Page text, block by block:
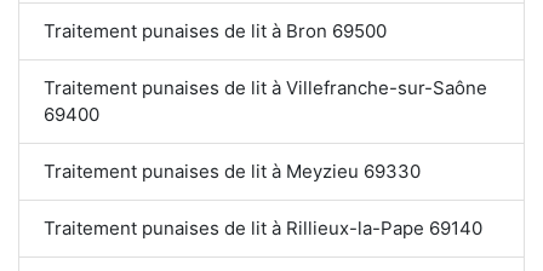
Traitement punaises de lit à Bron 69500
Traitement punaises de lit à Villefranche-sur-Saône
69400
Traitement punaises de lit à Meyzieu 69330
Traitement punaises de lit à Rillieux-la-Pape 69140